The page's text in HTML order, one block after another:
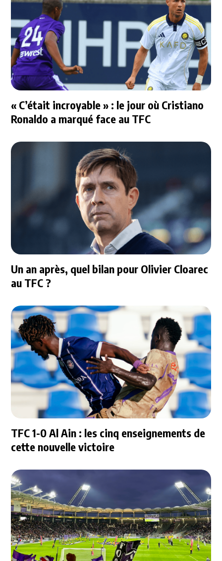
« C’était incroyable » : le jour où Cristiano
Ronaldo a marqué face au TFC
Un an après, quel bilan pour Olivier Cloarec
au TFC ?
TFC 1-0 Al Ain : les cinq enseignements de
cette nouvelle victoire